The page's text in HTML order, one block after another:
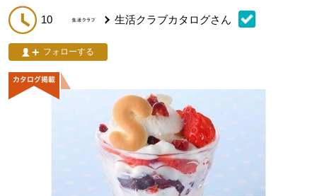
10 生活クラブカタログさん
フォローする